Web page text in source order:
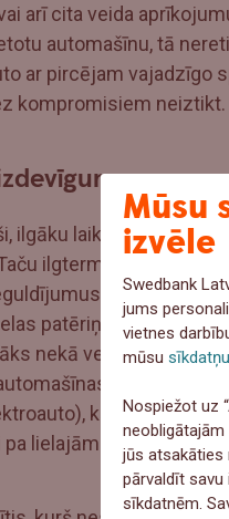
arī cita veida
automašīnu, tā
ar pircējam vajadzīgo
kompromisiem neiztikt.
ilgāku laiku lietota auto
ilgtermiņā lietota
nekā jauns
patēriņš – jauniem
nekā vecākiem auto.
motora
kā arī
lielajām šosejām.
Mūsu
izvēle
Swedbank
jums
vietnes
mūsu
Nospiežot uz
neobligātajām
jūs atsakāties
pārvaldīt
sīkdatnēm.